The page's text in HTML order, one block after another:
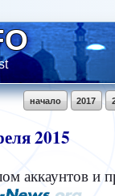
2017
начало
2015
и прослушивание телефонов становятся